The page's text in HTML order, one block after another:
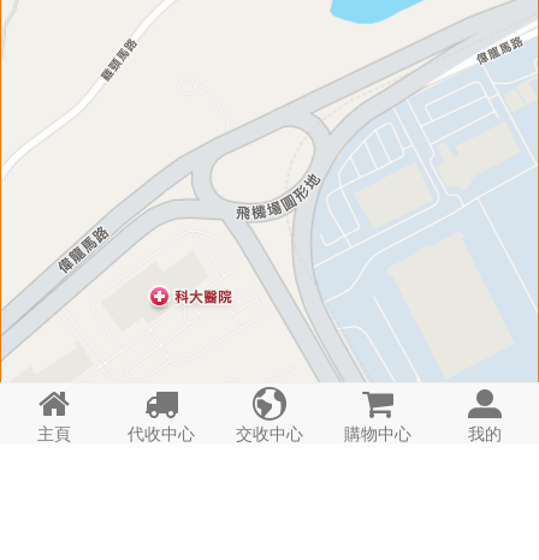

主頁

代收中心

交收中心

購物中心

我的